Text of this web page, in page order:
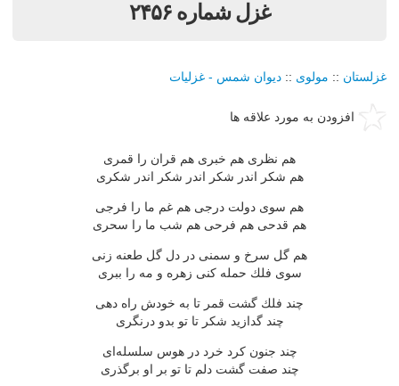
غزل شماره ۲۴۵۶
غزلستان :: مولوی :: دیوان شمس - غزلیات
افزودن به مورد علاقه ها
هم نظری هم خبری هم قران را قمری
هم شكر اندر شكر اندر شكر اندر شكری
هم سوی دولت درجی هم غم ما را فرجی
هم قدحی هم فرحی هم شب ما را سحری
هم گل سرخ و سمنی در دل گل طعنه زنی
سوی فلك حمله كنی زهره و مه را ببری
چند فلك گشت قمر تا به خودش راه دهی
چند گدازید شكر تا تو بدو درنگری
چند جنون كرد خرد در هوس سلسله‌ای
چند صفت گشت دلم تا تو بر او برگذری